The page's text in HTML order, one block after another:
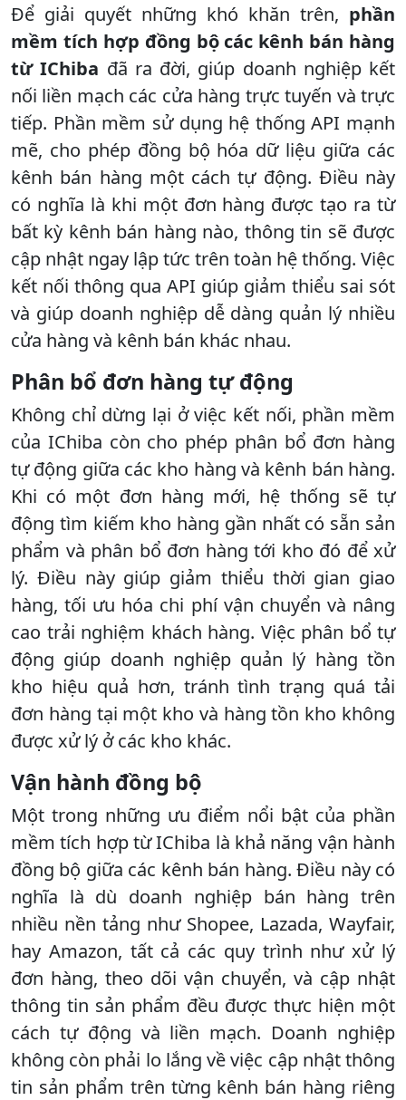
Để giải quyết những khó khăn trên, phần
mềm tích hợp đồng bộ các kênh bán hàng
từ IChiba đã ra đời, giúp doanh nghiệp kết
nối liền mạch các cửa hàng trực tuyến và trực
tiếp. Phần mềm sử dụng hệ thống API mạnh
mẽ, cho phép đồng bộ hóa dữ liệu giữa các
kênh bán hàng một cách tự động. Điều này
có nghĩa là khi một đơn hàng được tạo ra từ
bất kỳ kênh bán hàng nào, thông tin sẽ được
cập nhật ngay lập tức trên toàn hệ thống. Việc
kết nối thông qua API giúp giảm thiểu sai sót
và giúp doanh nghiệp dễ dàng quản lý nhiều
cửa hàng và kênh bán khác nhau.
Phân bổ đơn hàng tự động
Không chỉ dừng lại ở việc kết nối, phần mềm
của IChiba còn cho phép phân bổ đơn hàng
tự động giữa các kho hàng và kênh bán hàng.
Khi có một đơn hàng mới, hệ thống sẽ tự
động tìm kiếm kho hàng gần nhất có sẵn sản
phẩm và phân bổ đơn hàng tới kho đó để xử
lý. Điều này giúp giảm thiểu thời gian giao
hàng, tối ưu hóa chi phí vận chuyển và nâng
cao trải nghiệm khách hàng. Việc phân bổ tự
động giúp doanh nghiệp quản lý hàng tồn
kho hiệu quả hơn, tránh tình trạng quá tải
đơn hàng tại một kho và hàng tồn kho không
được xử lý ở các kho khác.
Vận hành đồng bộ
Một trong những ưu điểm nổi bật của phần
mềm tích hợp từ IChiba là khả năng vận hành
đồng bộ giữa các kênh bán hàng. Điều này có
nghĩa là dù doanh nghiệp bán hàng trên
nhiều nền tảng như Shopee, Lazada, Wayfair,
hay Amazon, tất cả các quy trình như xử lý
đơn hàng, theo dõi vận chuyển, và cập nhật
thông tin sản phẩm đều được thực hiện một
cách tự động và liền mạch. Doanh nghiệp
không còn phải lo lắng về việc cập nhật thông
tin sản phẩm trên từng kênh bán hàng riêng